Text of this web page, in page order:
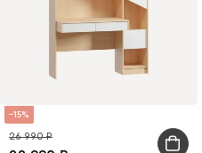
15
26 990